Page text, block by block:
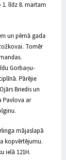
līdz 8. martam
un pērnā gada
Tomēr
Gorbaņu-
Pārējie
Briedis un
Pavlova ar
mājaslapā
kopvērtējumu.
ielā 121H.